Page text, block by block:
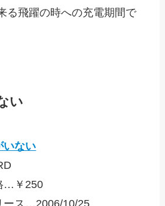
る飛躍の時への充電期間で
い
いない
…￥250
ース…2006/10/25